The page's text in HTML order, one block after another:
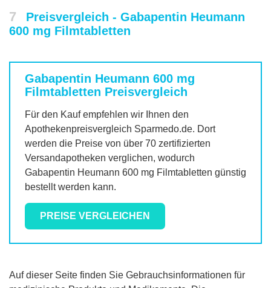
7
Preisvergleich - Gabapentin Heumann
600 mg Filmtabletten
Gabapentin Heumann 600 mg
Filmtabletten Preisvergleich
Für den Kauf empfehlen wir Ihnen den
Apothekenpreisvergleich Sparmedo.de. Dort
werden die Preise von über 70 zertifizierten
Versandapotheken verglichen, wodurch
Gabapentin Heumann 600 mg Filmtabletten günstig
bestellt werden kann.
PREISE VERGLEICHEN
Auf dieser Seite finden Sie Gebrauchsinformationen für